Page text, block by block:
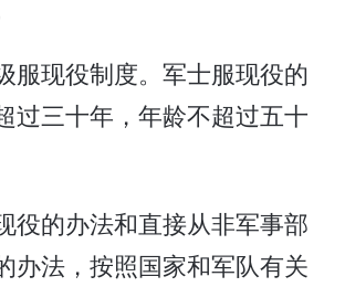
服现役制度。军士服现役的
过三十年，年龄不超过五十
役的办法和直接从非军事部
办法，按照国家和军队有关